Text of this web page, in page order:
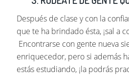
Después de clase y con la
que te ha brindado ésta, ¡sal a
Encontrarse con gente nueva
enriquecedor, pero si además
estás estudiando, ¡la podrás